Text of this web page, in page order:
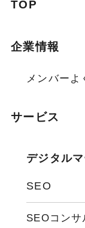
TOP
企業情報
メンバー よ
サービス
デジタル
SEO
SEOコン